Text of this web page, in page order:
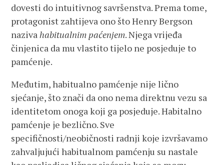
dovesti do intuitivnog savršenstva. Prema tome,
protagonist zahtijeva ono što Henry Bergson
nazivahabitualnim paćenjem. Njega vrijeđa
činjenica da mu vlastito tijelo ne posjeduje to
pamćenje.
Međutim, habitualno pamćenje nije lično
sjećanje, što znači da ono nema direktnu vezu sa
identitetom onoga koji ga posjeduje. Habitalno
pamćenje je bezlično. Sve
specifičnosti/neobičnosti radnji koje izvršavamo
zahvaljujući habitualnom pamćenju su nastale